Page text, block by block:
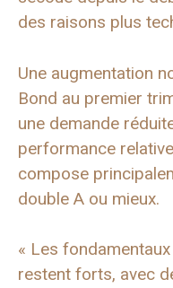
des raisons plus
Une augmentation
Bond au premier
une demande
performance
compose
double A ou mieux.
« Les
restent forts, avec